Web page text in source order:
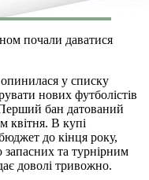
почали даватися
опинилася у списку
нових футболістів
бан датований
квітня. В купі
до кінця року,
та турнірним
доволі тривожно.